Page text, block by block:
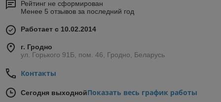
Рейтинг не сформирован
Менее 5 отзывов за последний год
Работает с 10.02.2014
г. Гродно
ул. Горького 91Б, пом. 46, Гродно, Беларусь
Контакты
Сегодня выходнойПоказать весь график работы